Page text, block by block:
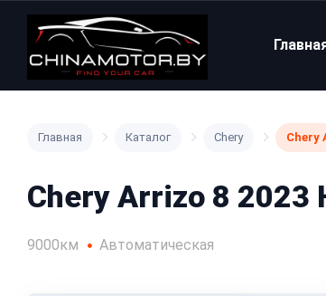
Главная Каталог Chery Chery
Chery Arrizo 8 2023
9000км Автоматическая